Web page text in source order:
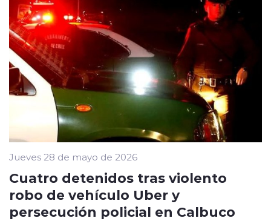
Jueves 28 de mayo de 2026
Cuatro detenidos tras violento
robo de vehículo Uber y
persecución policial en Calbuco